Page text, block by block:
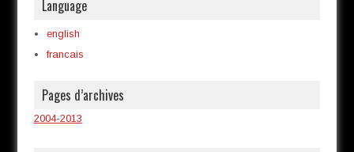
Language
english
francais
Pages d’archives
2004-2013